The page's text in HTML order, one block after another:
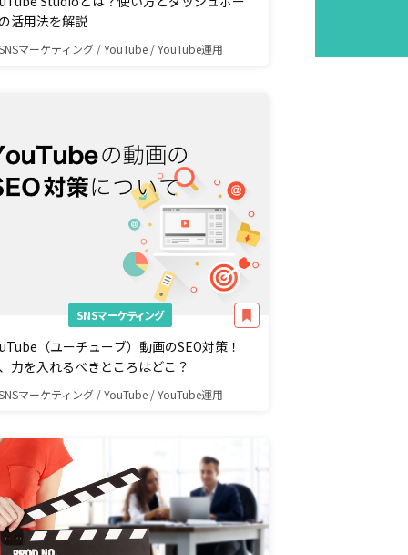
活用法を解説
マーケティング / YouTube / YouTube運用
SNSマーケティング
（ユーチューブ）動画のSEO対策！
力を入れるべきところはどこ？
マーケティング / YouTube / YouTube運用